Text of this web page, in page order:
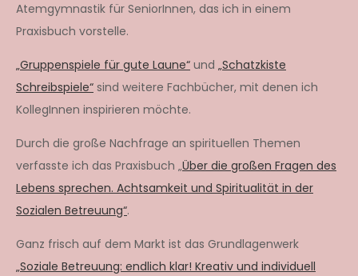
Atemgymnastik für SeniorInnen, das ich in einem
Praxisbuch vorstelle.
„Gruppenspiele für gute Laune“ und „Schatzkiste
Schreibspiele“ sind weitere Fachbücher, mit denen ich
KollegInnen inspirieren möchte.
Durch die große Nachfrage an spirituellen Themen
verfasste ich das Praxisbuch „Über die großen Fragen des
Lebens sprechen. Achtsamkeit und Spiritualität in der
Sozialen Betreuung“.
Ganz frisch auf dem Markt ist das Grundlagenwerk
„Soziale Betreuung: endlich klar! Kreativ und individuell